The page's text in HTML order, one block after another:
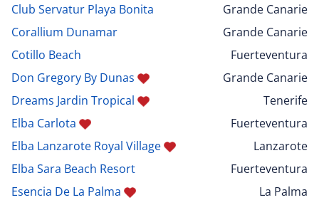
Club Servatur Playa Bonita
Grande Canarie
Corallium Dunamar
Grande Canarie
Cotillo Beach
Fuerteventura
Don Gregory By Dunas
Grande Canarie
Dreams Jardin Tropical
Tenerife
Elba Carlota
Fuerteventura
Elba Lanzarote Royal Village
Lanzarote
Elba Sara Beach Resort
Fuerteventura
Esencia De La Palma
La Palma